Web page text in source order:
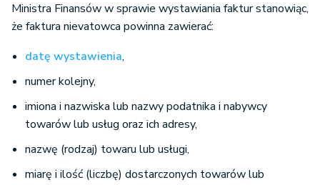
Ministra Finansów w sprawie wystawiania faktur stanowiąc,
że faktura nievatowca powinna zawierać:
datę wystawienia,
numer kolejny,
imiona i nazwiska lub nazwy podatnika i nabywcy
towarów lub usług oraz ich adresy,
nazwę (rodzaj) towaru lub usługi,
miarę i ilość (liczbę) dostarczonych towarów lub